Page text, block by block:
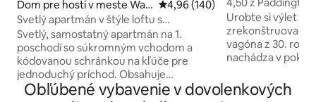
Dom pre hostí v meste War
wickshire
Priemerné ohodnotenie 4,96 z
4,96 (140)
Svetlý apartmán v štýle loftu s
parkovaním a Netflixom
Svetlý, samostatný apartmán na 1.
poschodí so súkromným vchodom a
kódovanou schránkou na kľúče pre
jednoduchý príchod. Obsahuje
manželskú posteľ veľkosti King,
Urobte si výlet do
vagóna z 30.
nachádza v
jedinečný pobyt s
všetkým, čo
Obľúbené vybavenie v dovolenkových